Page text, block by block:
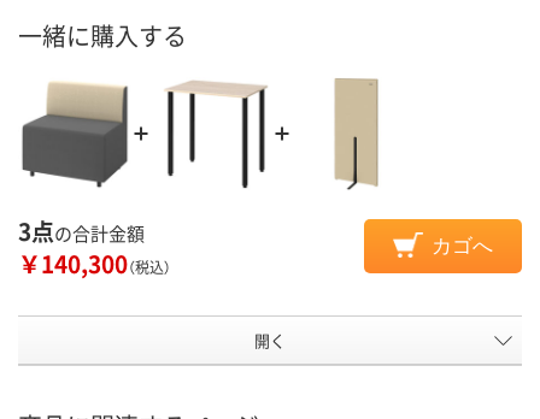
一緒に購入する
3点の合計金額
￥140,300（税込）
カゴへ
開く